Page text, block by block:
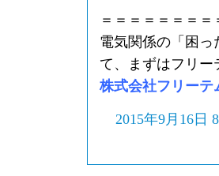
＝＝＝＝＝＝＝
電気関係の「困
て、まずはフリ
株式会社フリー
2015年9月16日